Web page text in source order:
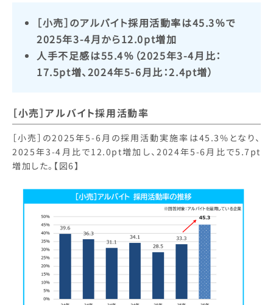
［小売］のアルバイト採用活動率は45.3％で
2025年3-4月から12.0pt増加
人手不足感は55.4％（2025年3-4月比：
17.5pt増、2024年5-6月比：2.4pt増）
［小売］アルバイト採用活動率
［小売］の2025年5-6月の採用活動実施率は45.3%となり、
2025年3-4月比で12.0pt増加し、2024年5-6月比で5.7pt
増加した。【図6】